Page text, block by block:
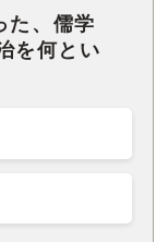
た、儒学
を何とい